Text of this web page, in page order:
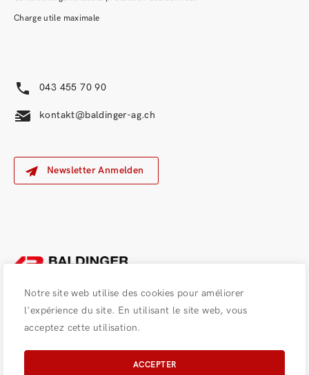
Notre site web utilise des cookies pour améliorer
l'expérience du site. En utilisant le site web, vous
acceptez cette utilisation.
ACCEPTER
Charge utile maximale
043 455 70 90
kontakt@baldinger-ag.ch
Newsletter Anmelden